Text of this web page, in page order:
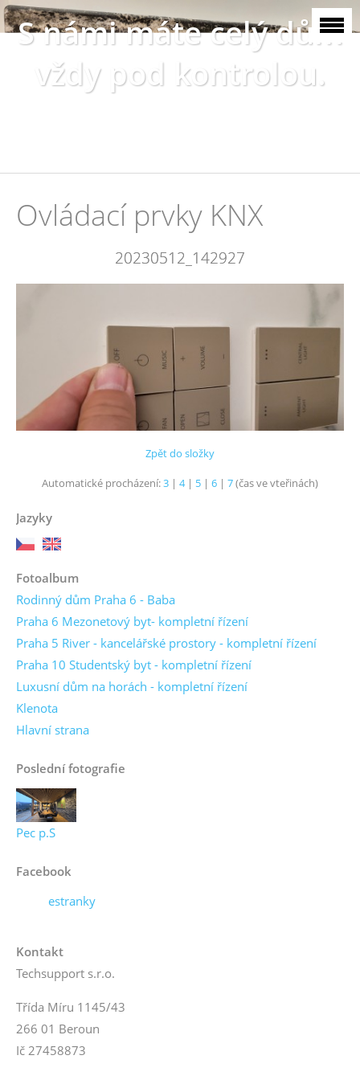
S námi máte celý dům
vždy pod kontrolou.
Ovládací prvky KNX
20230512_142927
Zpět do složky
Automatické procházení:3 | 4| 5 | 6 | 7(čas ve vteřinách)
Jazyky
Fotoalbum
Rodinný dům Praha 6 - Baba
Praha 6 Mezonetový byt- kompletní řízení
Praha 5 River - kancelářské prostory - kompletní řízení
Praha 10 Studentský byt - kompletní řízení
Luxusní dům na horách - kompletní řízení
Klenota
Hlavní strana
Poslední fotografie
Pec p.S
Facebook
estranky
Kontakt
Techsupport s.r.o.
Třída Míru 1145/43
266 01 Beroun
Ič 27458873